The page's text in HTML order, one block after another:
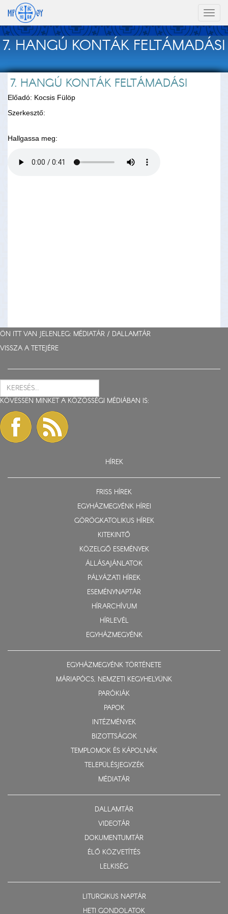
7. HANGÚ KONTÁK FELTÁMADÁSI
7. HANGÚ KONTÁK FELTÁMADÁSI
Előadó: Kocsis Fülöp
Szerkesztő:
Hallgassa meg:
ÖN ITT VAN JELENLEG: MÉDIATÁR / DALLAMTÁR
VISSZA A TETEJÉRE
KÖVESSEN MINKET A KÖZÖSSÉGI MÉDIÁBAN IS:
HÍREK
FRISS HÍREK
EGYHÁZMEGYÉNK HÍREI
GÖRÖGKATOLIKUS HÍREK
KITEKINTŐ
KÖZELGŐ ESEMÉNYEK
ÁLLÁSAJÁNLATOK
PÁLYÁZATI HÍREK
ESEMÉNYNAPTÁR
HÍRARCHÍVUM
HÍRLEVÉL
EGYHÁZMEGYÉNK
EGYHÁZMEGYÉNK TÖRTÉNETE
MÁRIAPÓCS, NEMZETI KEGYHELYÜNK
PARÓKIÁK
PAPOK
INTÉZMÉNYEK
BIZOTTSÁGOK
TEMPLOMOK ÉS KÁPOLNÁK
TELEPÜLÉSJEGYZÉK
MÉDIATÁR
DALLAMTÁR
VIDEOTÁR
DOKUMENTUMTÁR
ÉLŐ KÖZVETÍTÉS
LELKISÉG
LITURGIKUS NAPTÁR
HETI GONDOLATOK